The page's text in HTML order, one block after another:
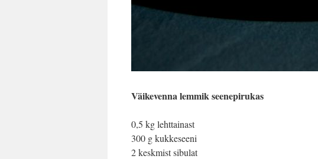
Väikevenna lemmik seenepirukas
0,5 kg lehttainast
300 g kukkeseeni
2 keskmist sibulat